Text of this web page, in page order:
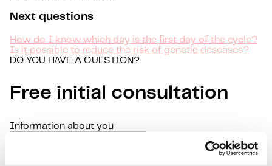
Next questions
How do I know which day is the first day of the cycle?
Is it possible to reduce the risk of genetic deseases?
DO YOU HAVE A QUESTION?
Free initial consultation
Information about you